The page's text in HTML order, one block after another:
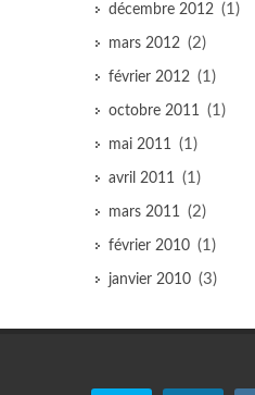
décembre 2012 (1)
mars 2012 (2)
février 2012 (1)
octobre 2011 (1)
mai 2011 (1)
avril 2011 (1)
mars 2011 (2)
février 2010 (1)
janvier 2010 (3)